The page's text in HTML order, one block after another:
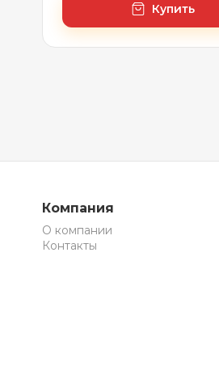
Купить
Компания
О компании
Контакты